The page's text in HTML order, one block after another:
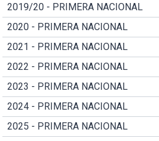
2019/20 - PRIMERA NACIONAL
2020 - PRIMERA NACIONAL
2021 - PRIMERA NACIONAL
2022 - PRIMERA NACIONAL
2023 - PRIMERA NACIONAL
2024 - PRIMERA NACIONAL
2025 - PRIMERA NACIONAL